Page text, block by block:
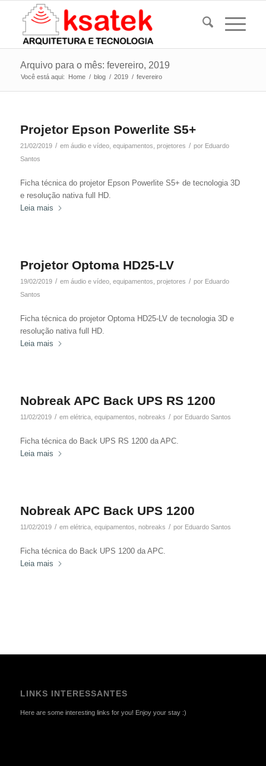
Arquivo para o mês: fevereiro, 2019
Você está aqui: Home / blog / 2019 / fevereiro
Projetor Epson Powerlite S5+
21/02/2019 / em áudio e vídeo, equipamentos projetores / por Eduardo
Santos
Ficha técnica do projetor Epson Powerlite S5+ de tecnologia 3D
e resolução nativa full HD.
Leia mais
Projetor Optoma HD25-LV
19/02/2019 / em áudio e vídeo, equipamentos projetores / por Eduardo
Santos
Ficha técnica do projetor Optoma HD25-LV de tecnologia 3D e
resolução nativa full HD.
Leia mais
Nobreak APC Back UPS RS 1200
11/02/2019 / em elétrica, equipamentos nobreaks / por Eduardo Santos
Ficha técnica do Back UPS RS 1200 da APC.
Leia mais
Nobreak APC Back UPS 1200
11/02/2019 / em elétrica, equipamentos nobreaks / por Eduardo Santos
Ficha técnica do Back UPS 1200 da APC.
Leia mais
LINKS INTERESSANTES
Here are some interesting links for you! Enjoy your stay :)